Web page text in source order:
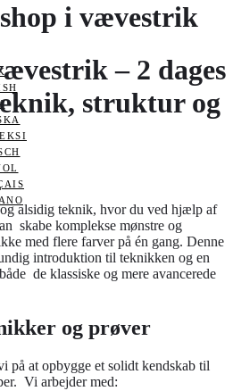
i vævestrik
– 2 dages
struktur og
alsidig teknik, hvor du ved hjælp af
skabe komplekse mønstre og
med flere farver på én gang. Denne
introduktion til teknikken og en
de klassiske og mere avancerede
og prøver
på at opbygge et solidt kendskab til
Vi arbejder med: